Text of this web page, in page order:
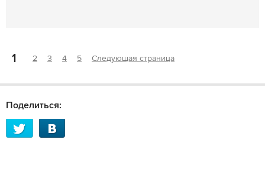
1 2 3 4 5 Следующая страница
Поделиться: